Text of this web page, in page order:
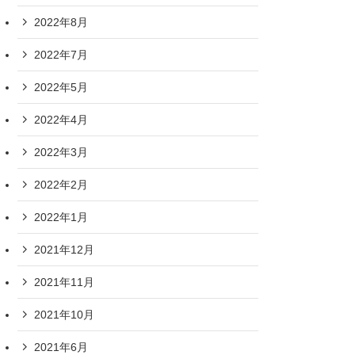
2022年8月
2022年7月
2022年5月
2022年4月
2022年3月
2022年2月
2022年1月
2021年12月
2021年11月
2021年10月
2021年6月